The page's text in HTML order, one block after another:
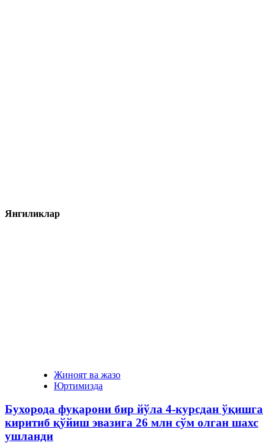
Янгиликлар
Жиноят ва жазо
Юртимизда
Бухорода фуқарони бир йўла 4-курсдан ўқишга
киритиб қўйиш эвазига 26 млн сўм олган шахс
ушланди